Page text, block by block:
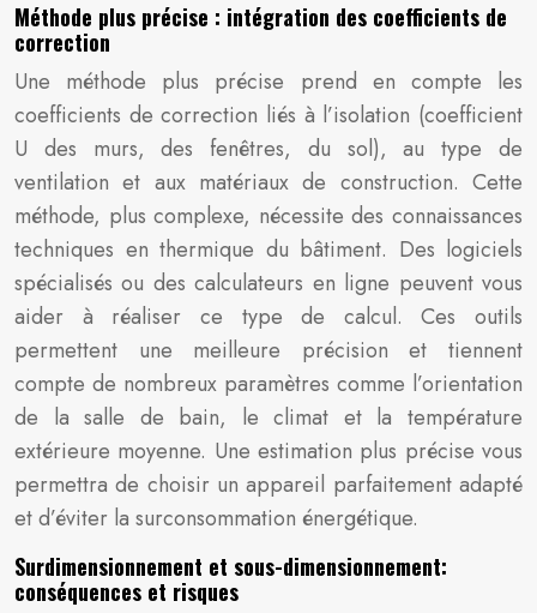
Méthode plus précise : intégration des coefficients de
correction
Une méthode plus précise prend en compte les
coefficients de correction liés à l’isolation (coefficient
U des murs, des fenêtres, du sol), au type de
ventilation et aux matériaux de construction. Cette
méthode, plus complexe, nécessite des connaissances
techniques en thermique du bâtiment. Des logiciels
spécialisés ou des calculateurs en ligne peuvent vous
aider à réaliser ce type de calcul. Ces outils
permettent une meilleure précision et tiennent
compte de nombreux paramètres comme l’orientation
de la salle de bain, le climat et la température
extérieure moyenne. Une estimation plus précise vous
permettra de choisir un appareil parfaitement adapté
et d’éviter la surconsommation énergétique.
Surdimensionnement et sous-dimensionnement:
conséquences et risques